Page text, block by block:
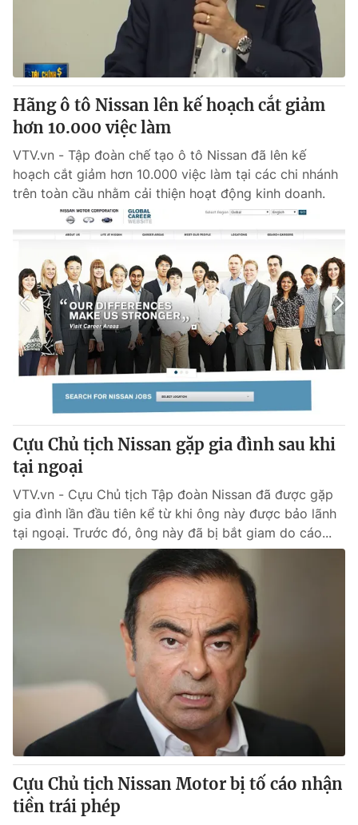
Hãng ô tô Nissan lên kế hoạch cắt giảm
hơn 10.000 việc làm
VTV.vn - Tập đoàn chế tạo ô tô Nissan đã lên kế
hoạch cắt giảm hơn 10.000 việc làm tại các chi nhánh
trên toàn cầu nhằm cải thiện hoạt động kinh doanh.
Cựu Chủ tịch Nissan gặp gia đình sau khi
tại ngoại
VTV.vn - Cựu Chủ tịch Tập đoàn Nissan đã được gặp
gia đình lần đầu tiên kể từ khi ông này được bảo lãnh
tại ngoại. Trước đó, ông này đã bị bắt giam do cáo...
Cựu Chủ tịch Nissan Motor bị tố cáo nhận
tiền trái phép